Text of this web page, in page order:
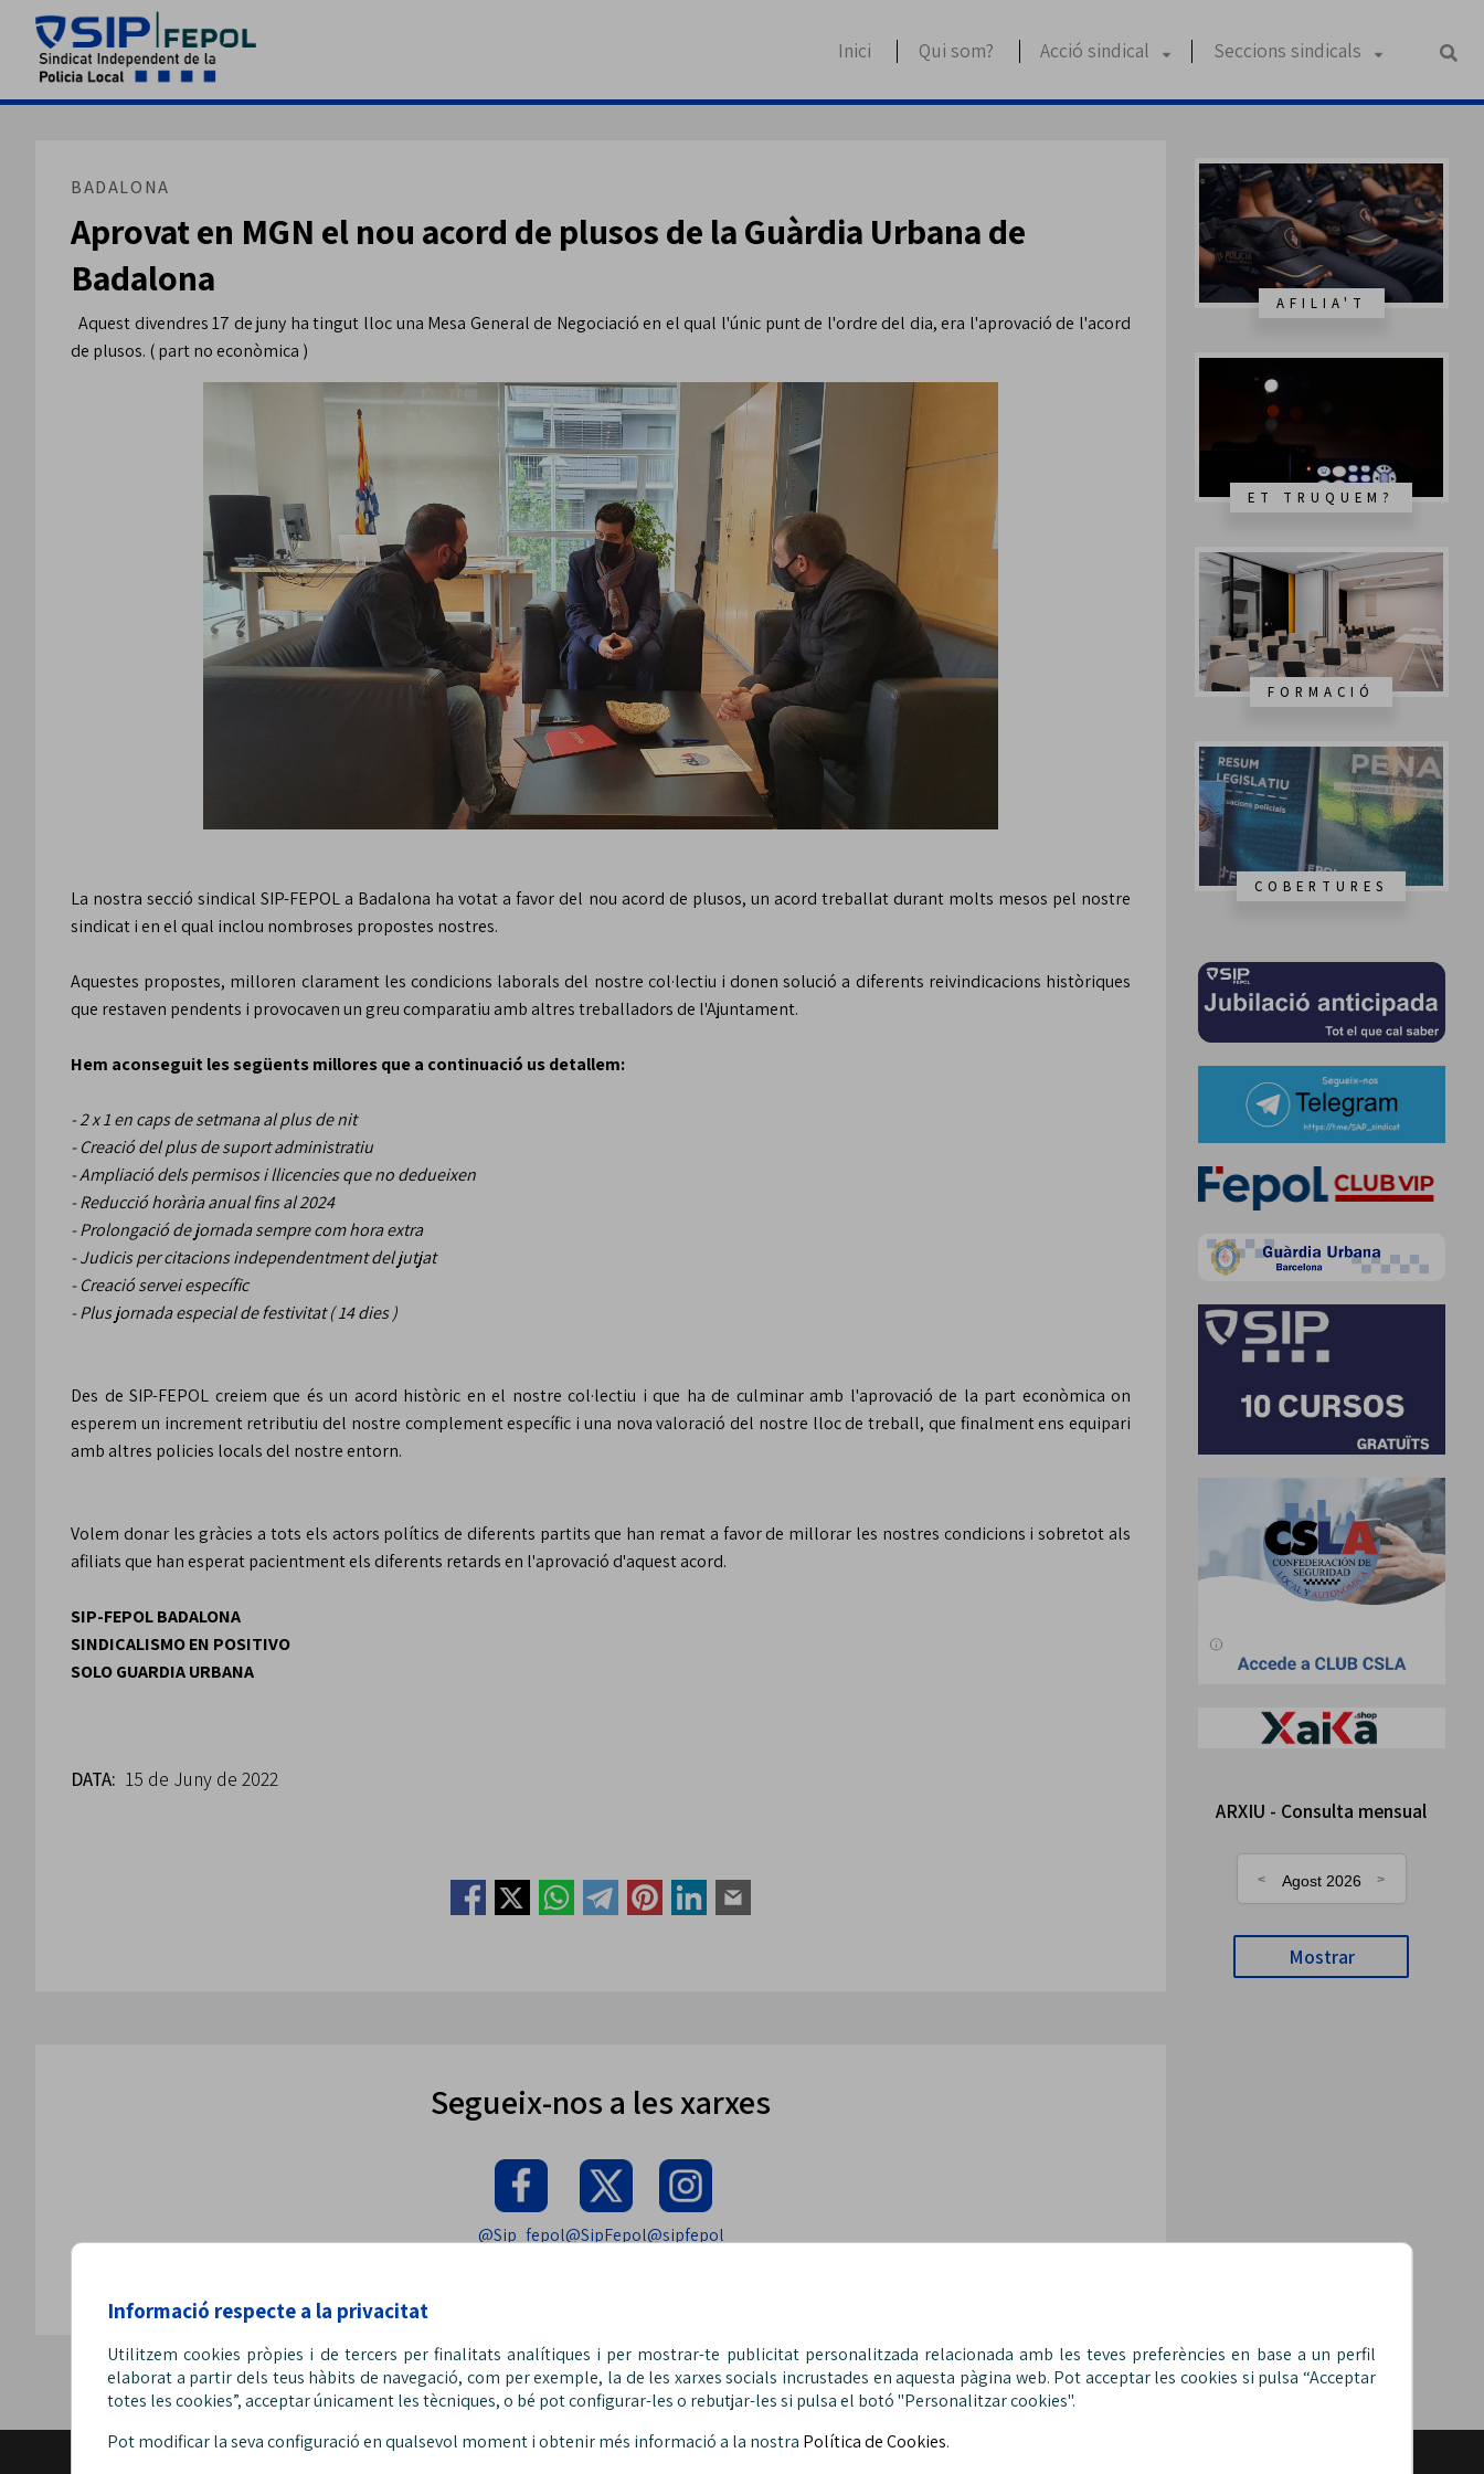
Inici Qui som? Acció sindical Seccions sindicals
BADALONA
Aprovat en MGN el nou acord de plusos de la Guàrdia Urbana de
Badalona
Aquest divendres 17 de juny ha tingut lloc una Mesa General de Negociació en el qual l'únic punt de l'ordre del dia, era l'aprovació de l'acord
de plusos. ( part no econòmica )
La nostra secció sindical SIP-FEPOL a Badalona ha votat a favor del nou acord de plusos, un acord treballat durant molts mesos pel nostre
sindicat i en el qual inclou nombroses propostes nostres.
Aquestes propostes, milloren clarament les condicions laborals del nostre col·lectiu i donen solució a diferents reivindicacions històriques
que restaven pendents i provocaven un greu comparatiu amb altres treballadors de l'Ajuntament.
Hem aconseguit les següents millores que a continuació us detallem:
- 2 x 1 en caps de setmana al plus de nit
- Creació del plus de suport administratiu
- Ampliació dels permisos i llicencies que no dedueixen
- Reducció horària anual fins al 2024
- Prolongació de jornada sempre com hora extra
- Judicis per citacions independentment del jutjat
- Creació servei específic
- Plus jornada especial de festivitat ( 14 dies )
Des de SIP-FEPOL creiem que és un acord històric en el nostre col·lectiu i que ha de culminar amb l'aprovació de la part econòmica on
esperem un increment retributiu del nostre complement específic i una nova valoració del nostre lloc de treball, que finalment ens equipari
amb altres policies locals del nostre entorn.
Volem donar les gràcies a tots els actors polítics de diferents partits que han remat a favor de millorar les nostres condicions i sobretot als
afiliats que han esperat pacientment els diferents retards en l'aprovació d'aquest acord.
SIP-FEPOL BADALONA
SINDICALISMO EN POSITIVO
SOLO GUARDIA URBANA
DATA: 15 de Juny de 2022
Segueix-nos a les xarxes
@Sip_fepol@SipFepol@sipfepol
AFILIA'T
ET TRUQUEM?
FORMACIÓ
COBERTURES
ARXIU - Consulta mensual
Agost 2026
Mostrar
Informació respecte a la privacitat
Utilitzem cookies pròpies i de tercers per finalitats analítiques i per mostrar-te publicitat personalitzada relacionada amb les teves preferències en base a un perfil
elaborat a partir dels teus hàbits de navegació, com per exemple, la de les xarxes socials incrustades en aquesta pàgina web. Pot acceptar les cookies si pulsa “Acceptar
totes les cookies”, acceptar únicament les tècniques, o bé pot configurar-les o rebutjar-les si pulsa el botó "Personalitzar cookies".
Pot modificar la seva configuració en qualsevol moment i obtenir més informació a la nostra Política de Cookies.